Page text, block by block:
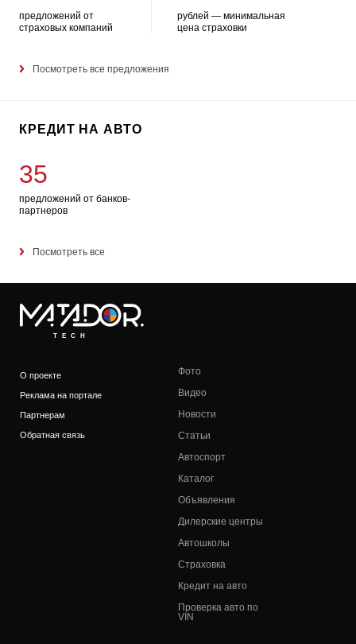
предложений от
страховых компаний
рублей — минимальная
цена страховки
Посмотреть все предложения
КРЕДИТ НА АВТО
35
предложений от банков-
партнеров
Посмотреть все
TECH
О проекте
Реклама на портале
Партнерам
Обратная связь
Фото
Видео
Новости
Статьи
Автоспорт
Каталог
Объявления
Дилерские центры
Автошколы
Страховка
Кредит на авто
Проверка авто по
VIN